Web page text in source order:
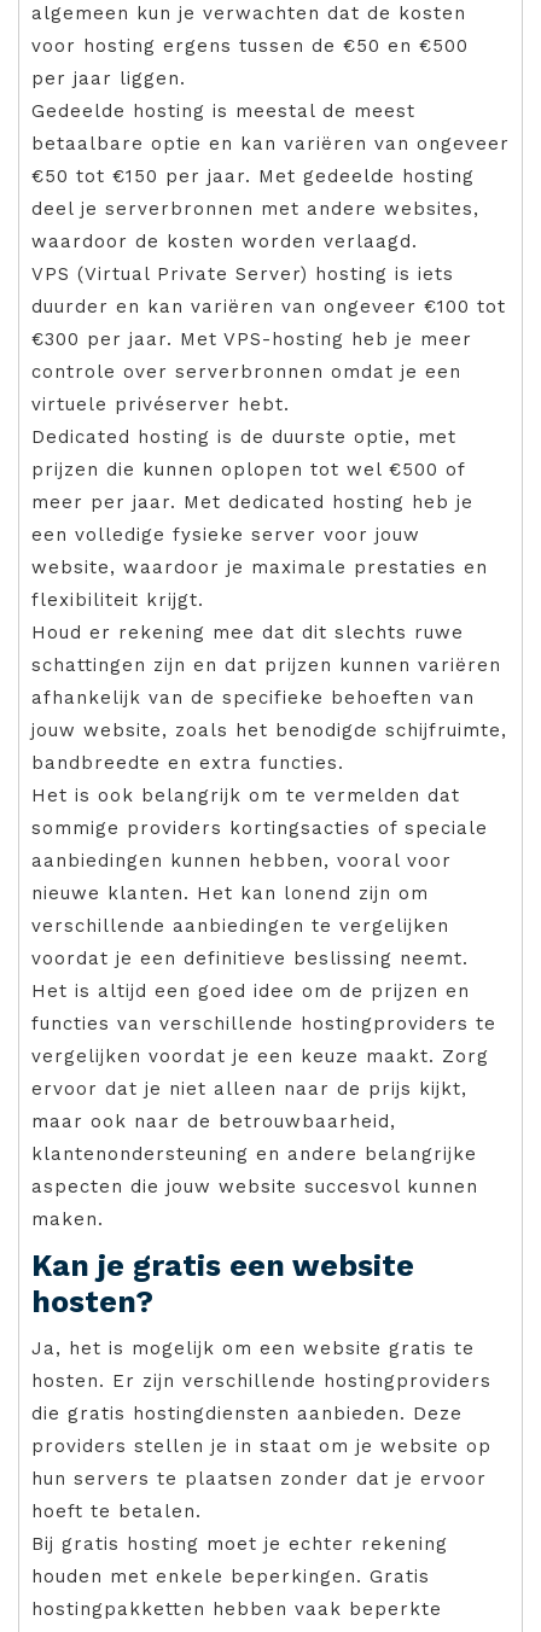
algemeen kun je verwachten dat de kosten
voor hosting ergens tussen de €50 en €500
per jaar liggen.
Gedeelde hosting is meestal de meest
betaalbare optie en kan variëren van ongeveer
€50 tot €150 per jaar. Met gedeelde hosting
deel je serverbronnen met andere websites,
waardoor de kosten worden verlaagd.
VPS (Virtual Private Server) hosting is iets
duurder en kan variëren van ongeveer €100 tot
€300 per jaar. Met VPS-hosting heb je meer
controle over serverbronnen omdat je een
virtuele privéserver hebt.
Dedicated hosting is de duurste optie, met
prijzen die kunnen oplopen tot wel €500 of
meer per jaar. Met dedicated hosting heb je
een volledige fysieke server voor jouw
website, waardoor je maximale prestaties en
flexibiliteit krijgt.
Houd er rekening mee dat dit slechts ruwe
schattingen zijn en dat prijzen kunnen variëren
afhankelijk van de specifieke behoeften van
jouw website, zoals het benodigde schijfruimte,
bandbreedte en extra functies.
Het is ook belangrijk om te vermelden dat
sommige providers kortingsacties of speciale
aanbiedingen kunnen hebben, vooral voor
nieuwe klanten. Het kan lonend zijn om
verschillende aanbiedingen te vergelijken
voordat je een definitieve beslissing neemt.
Het is altijd een goed idee om de prijzen en
functies van verschillende hostingproviders te
vergelijken voordat je een keuze maakt. Zorg
ervoor dat je niet alleen naar de prijs kijkt,
maar ook naar de betrouwbaarheid,
klantenondersteuning en andere belangrijke
aspecten die jouw website succesvol kunnen
maken.
Kan je gratis een website
hosten?
Ja, het is mogelijk om een website gratis te
hosten. Er zijn verschillende hostingproviders
die gratis hostingdiensten aanbieden. Deze
providers stellen je in staat om je website op
hun servers te plaatsen zonder dat je ervoor
hoeft te betalen.
Bij gratis hosting moet je echter rekening
houden met enkele beperkingen. Gratis
hostingpakketten hebben vaak beperkte